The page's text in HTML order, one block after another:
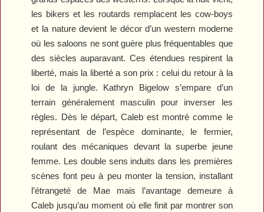
les bikers et les routards remplacent les cow-boys
et la nature devient le décor d’un western moderne
où les saloons ne sont guère plus fréquentables que
des siècles auparavant. Ces étendues respirent la
liberté, mais la liberté a son prix : celui du retour à la
loi de la jungle. Kathryn Bigelow s’empare d’un
terrain généralement masculin pour inverser les
règles. Dès le départ, Caleb est montré comme le
représentant de l’espèce dominante, le fermier,
roulant des mécaniques devant la superbe jeune
femme. Les double sens induits dans les premières
scènes font peu à peu monter la tension, installant
l’étrangeté de Mae mais l’avantage demeure à
Caleb jusqu’au moment où elle finit par montrer son